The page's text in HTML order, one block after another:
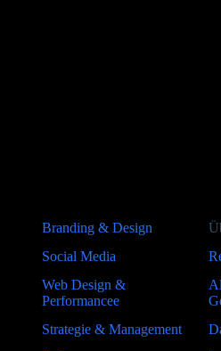
Branding & Design
Social Media
Web Design &
Performancee
Strategie & Management